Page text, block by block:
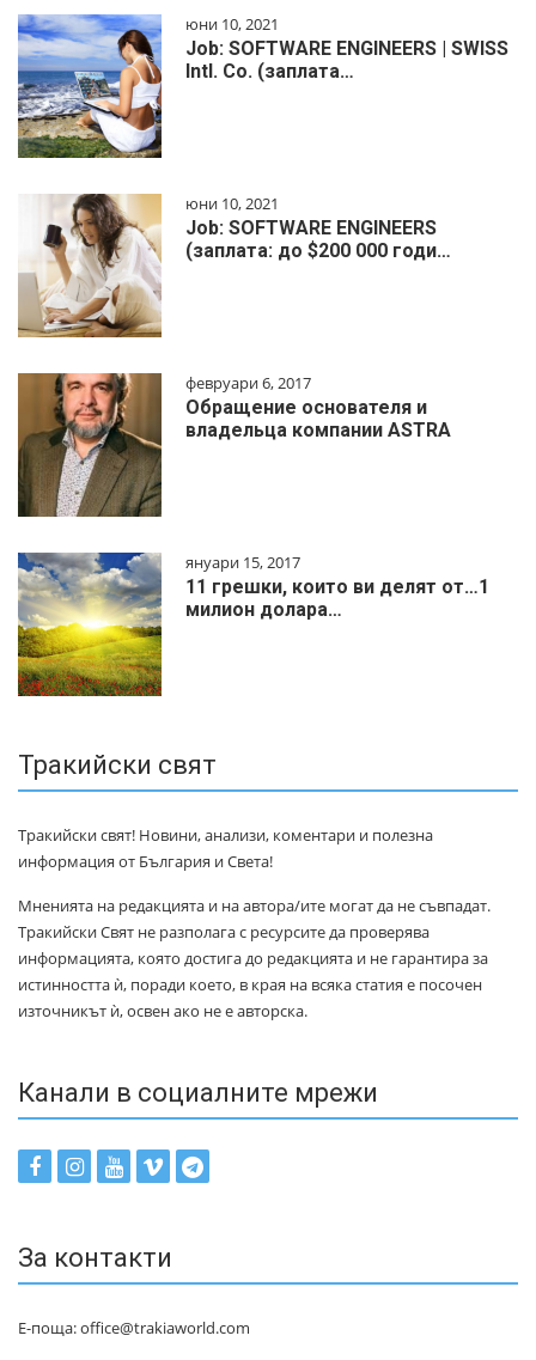
юни 10, 2021
Job: SOFTWARE ENGINEERS | SWISS
Intl. Co. (заплата…
юни 10, 2021
Job: SOFTWARE ENGINEERS
(заплата: до $200 000 годи…
февруари 6, 2017
Обращение основателя и
владельца компании ASTRA
януари 15, 2017
11 грешки, които ви делят от…1
милиoн дoлapa…
Тракийски свят
Тракийски свят! Новини, анализи, коментари и полезна
информация от България и Света!
Мненията на редакцията и на автора/ите могат да не съвпадат.
Тракийски Свят не разполага с ресурсите да проверява
информацията, която достига до редакцията и не гарантира за
истинността ѝ, поради което, в края на всяка статия е посочен
източникът ѝ, освен ако не е авторска.
Канали в социалните мрежи
За контакти
Е-поща: office@trakiaworld.com